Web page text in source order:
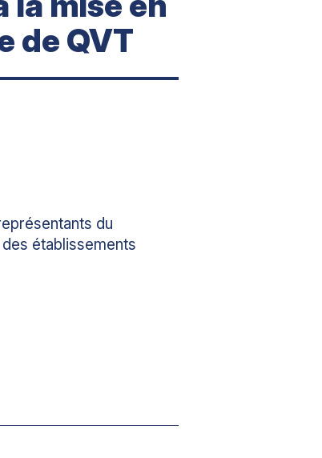
de QVT
du
établissements